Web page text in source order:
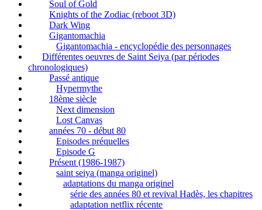
Soul of Gold
Knights of the Zodiac (reboot 3D)
Dark Wing
Gigantomachia
Gigantomachia - encyclopédie des personnages
Différentes oeuvres de Saint Seiya (par périodes
chronologiques)
Passé antique
Hypermythe
18ème siècle
Next dimension
Lost Canvas
années 70 - début 80
Episodes préquelles
Episode G
Présent (1986-1987)
saint seiya (manga originel)
adaptations du manga originel
série des années 80 et revival Hadès, les chapitres
adaptation netflix récente